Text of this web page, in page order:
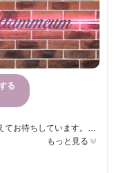
る
もっと見る